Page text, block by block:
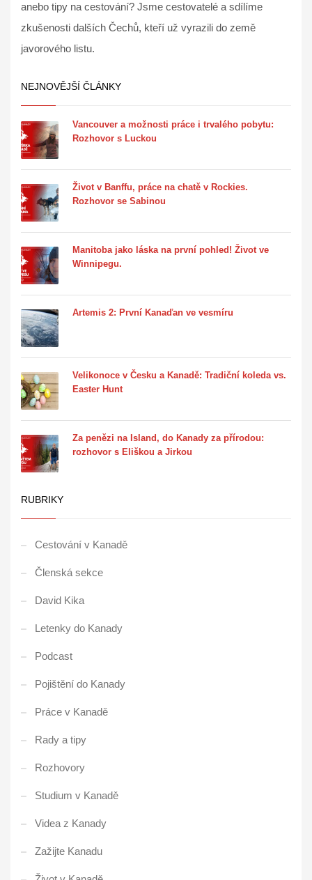
anebo tipy na cestování? Jsme cestovatelé a sdílíme
zkušenosti dalších Čechů, kteří už vyrazili do země
javorového listu.
NEJNOVĚJŠÍ ČLÁNKY
Vancouver a možnosti práce i trvalého pobytu:
Rozhovor s Luckou
Život v Banffu, práce na chatě v Rockies.
Rozhovor se Sabinou
Manitoba jako láska na první pohled! Život ve
Winnipegu.
Artemis 2: První Kanaďan ve vesmíru
Velikonoce v Česku a Kanadě: Tradiční koleda vs.
Easter Hunt
Za penězi na Island, do Kanady za přírodou:
rozhovor s Eliškou a Jirkou
RUBRIKY
Cestování v Kanadě
Členská sekce
David Kika
Letenky do Kanady
Podcast
Pojištění do Kanady
Práce v Kanadě
Rady a tipy
Rozhovory
Studium v Kanadě
Videa z Kanady
Zažijte Kanadu